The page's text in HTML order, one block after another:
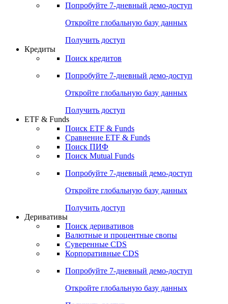
Попробуйте 7-дневный демо-доступ
Откройте глобальную базу данных
Получить доступ
Кредиты
Поиск кредитов
Попробуйте 7-дневный демо-доступ
Откройте глобальную базу данных
Получить доступ
ETF & Funds
Поиск ETF & Funds
Сравнение ETF & Funds
Поиск ПИФ
Поиск Mutual Funds
Попробуйте 7-дневный демо-доступ
Откройте глобальную базу данных
Получить доступ
Деривативы
Поиск деривативов
Валютные и процентные свопы
Суверенные CDS
Корпоративные CDS
Попробуйте 7-дневный демо-доступ
Откройте глобальную базу данных